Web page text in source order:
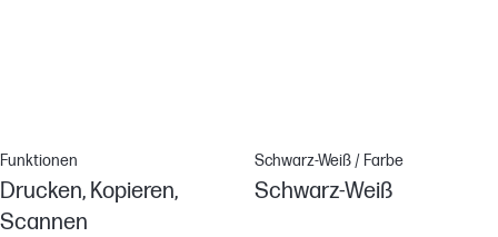
Funktionen
Drucken, Kopieren,
Scannen
Schwarz-Weiß / Farbe
Schwarz-Weiß